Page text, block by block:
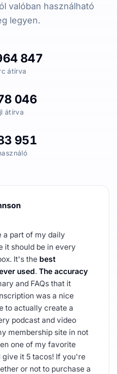
valóban használható
legyen.
847
átírva
046
átírva
951
a part of my daily
it should be in every
It's the best
used. The accuracy
and FAQs that it
was a nice
to actually create a
podcast and video
membership site in not
one of my favorite
give it 5 tacos! If you're
or not to purchase a